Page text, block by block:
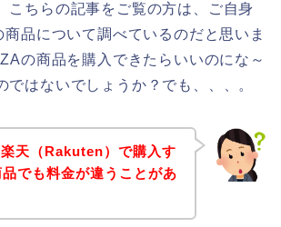
こちらの記事をご覧の方は、ご自身
品について調べているのだと思いま
の商品を購入できたらいいのにな～
ではないでしょうか？でも、、、。
天（Rakuten）で購入す
でも料金が違うことがあ